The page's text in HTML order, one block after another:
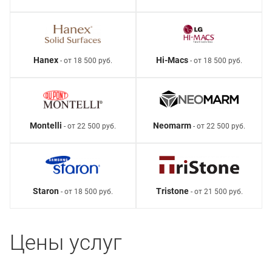
Hanex - от 18 500 руб. Hi-Macs - от 18 500 руб.
Montelli - от 22 500 руб. Neomarm - от 22 500 руб.
Staron - от 18 500 руб. Tristone- от 21 500 руб.
Цены услуг